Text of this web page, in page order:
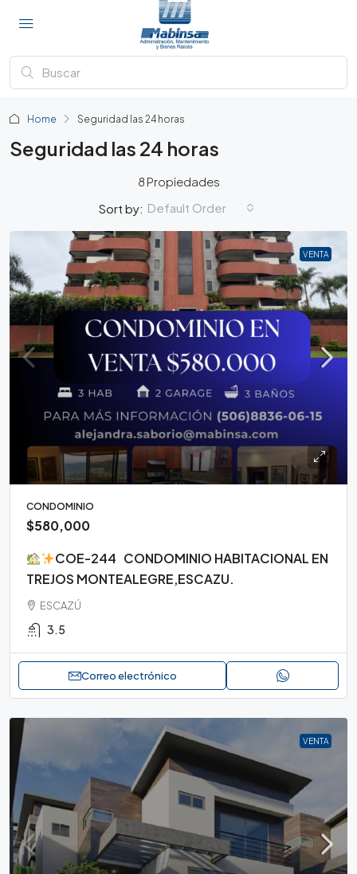
Home Seguridad las 24 horas
Seguridad las 24 horas
8 Propiedades
Sort by: Default Order
VENTA
CONDOMINIO
$580,000
COE-244 CONDOMINIO HABITACIONAL EN
TREJOS MONTEALEGRE,ESCAZU.
ESCAZÚ
3.5
Correo electrónico
VENTA